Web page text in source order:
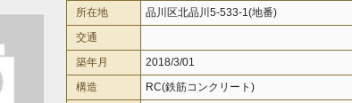
所在地
品川区北品川5-533-1(地番)
交通
築年月
2018/3/01
構造
RC(鉄筋コンクリート)